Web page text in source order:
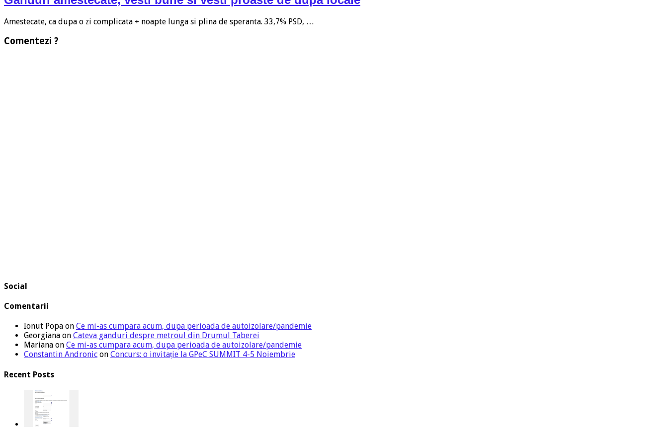
Amestecate, ca dupa o zi complicata + noapte lunga si plina de speranta. 33,7% PSD, …
Comentezi ?
Social
Comentarii
Ionut Popa on Ce mi-as cumpara acum, dupa perioada de autoizolare/pandemie
Georgiana on Cateva ganduri despre metroul din Drumul Taberei
Mariana on Ce mi-as cumpara acum, dupa perioada de autoizolare/pandemie
Constantin Andronic on Concurs: o invitație la GPeC SUMMIT 4-5 Noiembrie
Recent Posts